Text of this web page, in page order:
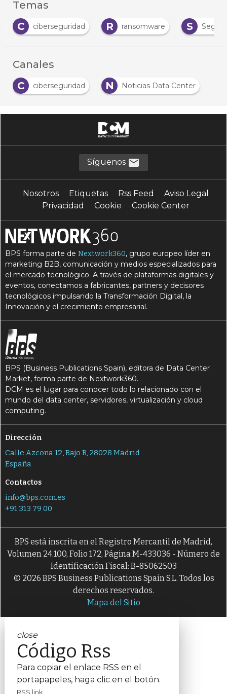
Temas
C
ciberseguridad R ransomware S
Canales
C
ciberseguridad N Noticias Data Center
Síguenos
Nosotros Etiquetas Rss Feed
Aviso Legal
Privacidad
Cookie Cookie Center
BPS forma parte deNextwork360, grupo europeo líder en
marketing B2B, comunicación y medios especializados para
el mercado tecnológico. A través de plataformas digitales y
eventos, conectamos a fabricantes, partners y decisores
tecnológicos impulsando la Transformación Digital, la
Innovación y el crecimiento empresarial.
BPS (Business Publications Spain), editora de Data Center
Market, forma parte de Nextwork360.
DCM es el lugar para conocer todo lo relacionado con el
mundo del data center, servidores, virtualización y cloud
computing.
Dirección
Calle Azcona 12, Bajo B, 28028 Madrid
España
Contactos
info@bps.com.es
+91 313 79 00
BPS está inscrita en el Registro Mercantil de Madrid,
Volumen 24.100, Folio 172, Página M-433036 - Número de
Identificación Fiscal: B-85062503
© 2026 BPS Business Publications Spain S.L. Todos los
derechos reservados.
Mapa del Sitio
close
Código Rss
Para copiar el enlace RSS en el
portapapeles, haga clic en el botón.
RSS link